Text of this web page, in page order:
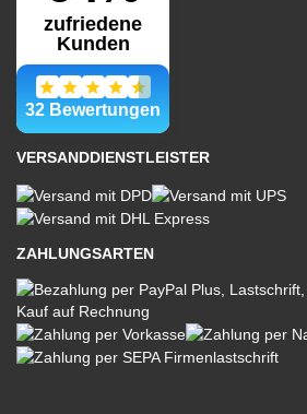
VERSANDDIENSTLEISTER
ZAHLUNGSARTEN